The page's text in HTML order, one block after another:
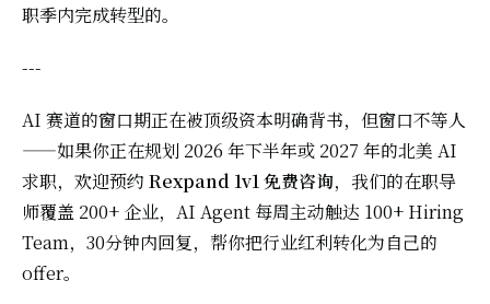
职季内完成转型的。
---
AI 赛道的窗口期正在被顶级资本明确背书，但窗口不等人
——如果你正在规划 2026 年下半年或 2027 年的北美 AI
求职，欢迎预约 Rexpand 1v1 免费咨询，我们的在职导
师覆盖 200+ 企业，AI Agent 每周主动触达 100+ Hiring
Team，30分钟内回复，帮你把行业红利转化为自己的
offer。